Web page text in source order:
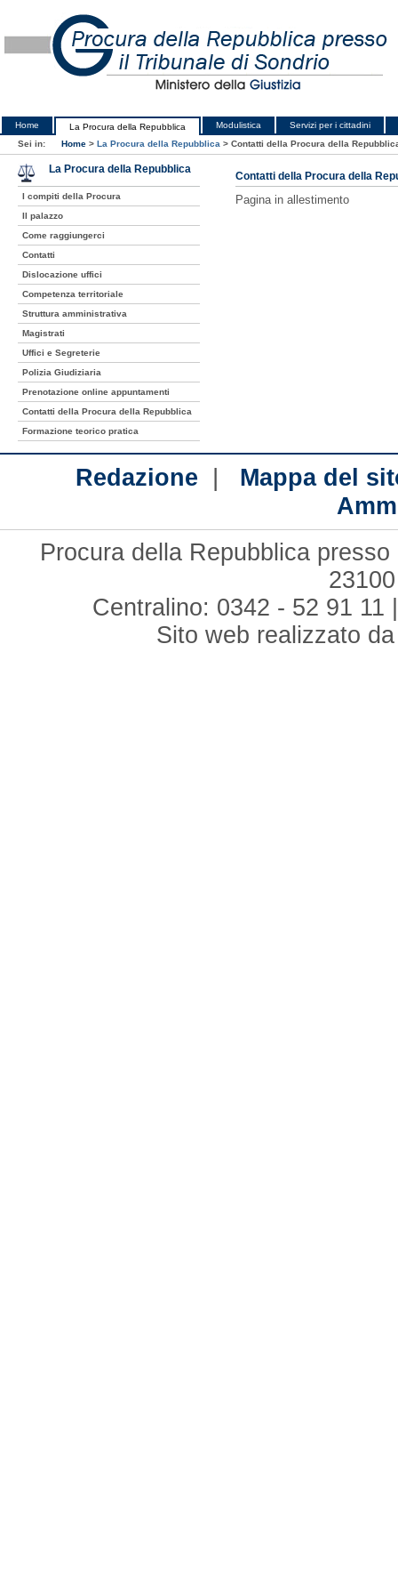
Home La Procura della Repubblica Modulistica
Servizi per i cittadini
Sei in:
Home > La Procura della Repubblica > Contatti della Procura della
Contatti della Procura della
Pagina in allestimento
La Procura della Repubblica
I compiti della Procura
Il palazzo
Come raggiungerci
Contatti
Dislocazione uffici
Competenza territoriale
Struttura amministrativa
Magistrati
Uffici e Segreterie
Polizia Giudiziaria
Prenotazione online appuntamenti
Contatti della Procura della Repubblica
Formazione teorico pratica
Redazione | Mappa del
Procura della Repubblica
Centralino: 0342 - 52 91 11
Sito web realizzato